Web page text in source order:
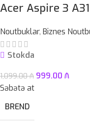
Acer Aspire 3
Noutbuklar, Biznes
Stokda
1,099.00₼ 999.00 ₼
Səbətə at
BREND